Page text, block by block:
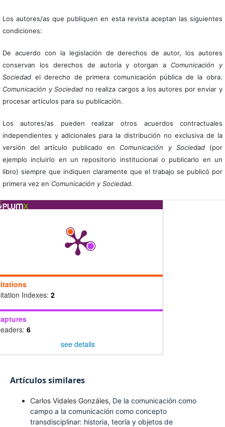
Los autores/as que publiquen en esta revista aceptan las siguientes
condiciones:
De acuerdo con la legislación de derechos de autor, los autores
conservan los derechos de autoría y otorgan a Comunicación y
Sociedadel derecho de primera comunicación pública de la obra.
Comunicación y Sociedad no realiza cargos a los autores por enviar y
procesar artículos para su publicación.
Los autores/as pueden realizar otros acuerdos contractuales
independientes y adicionales para la distribución no exclusiva de la
versión del artículo publicado en Comunicación y Sociedad(por
ejemplo incluirlo en un repositorio institucional o publicarlo en un
libro) siempre que indiquen claramente que el trabajo se publicó por
primera vez en Comunicación y Sociedad.
Indexes: 2
6
see details
Artículos similares
Carlos Vidales Gonzáles, De la comunicación como
campo a la comunicación como concepto
transdisciplinar: historia, teoría y objetos de